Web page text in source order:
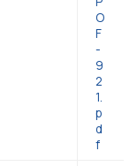
O
F
-
9
2
1.
p
d
f